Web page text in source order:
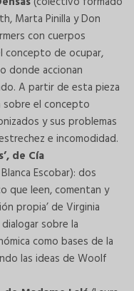
Marta Pinilla y Don
con cuerpos
concepto de ocupar,
donde accionan
A partir de esta pieza
sobre el concepto
y sus problemas
e incomodidad.
de Cía
Escobar): dos
que leen, comentan y
propia’ de Virginia
sobre la
como bases de la
las ideas de Woolf